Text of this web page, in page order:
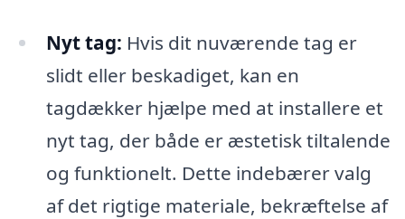
Nyt tag: Hvis dit nuværende tag er
slidt eller beskadiget, kan en
tagdækker hjælpe med at installere et
nyt tag, der både er æstetisk tiltalende
og funktionelt. Dette indebærer valg
af det rigtige materiale, bekræftelse af